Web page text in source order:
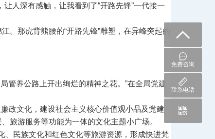
人深有感触，让我看到了“开路先锋”一代接一
那虎背熊腰的“开路先锋”雕塑，在异峰突起的
管养公路上开出绚烂的精神之花。”在全局党建
政文化，建设社会主义核心价值观小品及党建
旅游服务等功能为一体的文化主题小广场。
、民族文化和红色文化等旅游资源，形成快进梵
免费咨询
联系电话